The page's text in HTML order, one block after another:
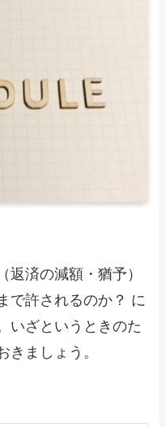
返済の減額・猶予）
で許されるのか？ に
いざというときのた
きましょう。